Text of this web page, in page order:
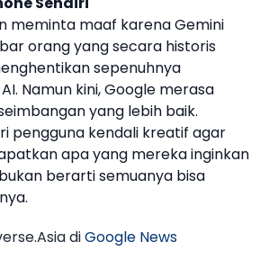
meminta maaf karenaGemini
orang yang secara historis
sepenuhnya
Namun kini,Google merasa
yang lebih baik.
pengguna kendali kreatif agar
apa yang mereka inginkan
berarti semuanya bisa
diGoogle News